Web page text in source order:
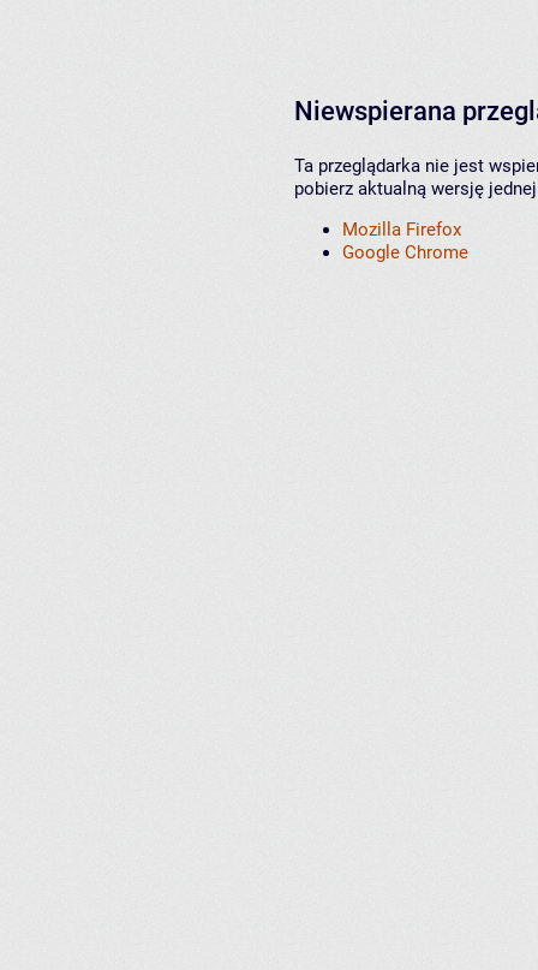
Niewspierana
Ta przeglądarka nie jest
pobierz aktualną wersję
Mozilla Firefox
Google Chrome